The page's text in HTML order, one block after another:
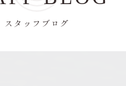
スタッフブログ